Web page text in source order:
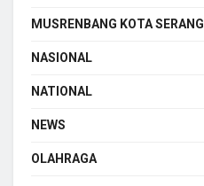
MUSRENBANG KOTA SERANG
NASIONAL
NATIONAL
NEWS
OLAHRAGA